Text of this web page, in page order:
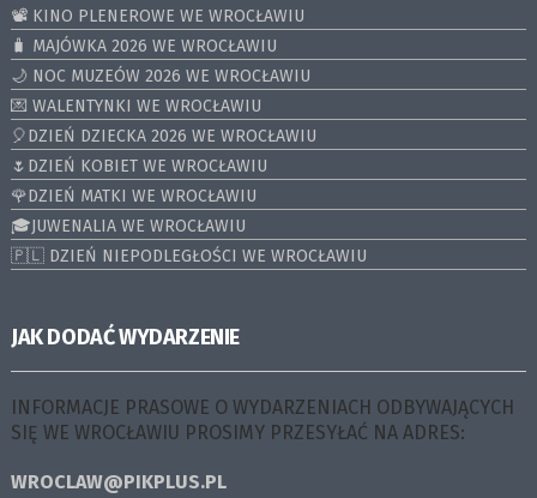
📽️ KINO PLENEROWE WE WROCŁAWIU
🧳 MAJÓWKA 2026 WE WROCŁAWIU
🌙 NOC MUZEÓW 2026 WE WROCŁAWIU
💌 WALENTYNKI WE WROCŁAWIU
🎈DZIEŃ DZIECKA 2026 WE WROCŁAWIU
🌷DZIEŃ KOBIET WE WROCŁAWIU
🌹DZIEŃ MATKI WE WROCŁAWIU
🎓JUWENALIA WE WROCŁAWIU
🇵🇱 DZIEŃ NIEPODLEGŁOŚCI WE WROCŁAWIU
JAK DODAĆ WYDARZENIE
INFORMACJE PRASOWE O WYDARZENIACH ODBYWAJĄCYCH
SIĘ WE WROCŁAWIU PROSIMY PRZESYŁAĆ NA ADRES:
WROCLAW@PIKPLUS.PL